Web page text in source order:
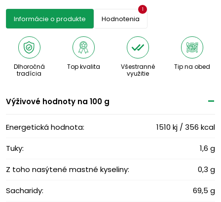
Informácie o produkte Hodnotenia
1
Dlhoročná
tradícia
Top kvalita
Všestranné
využitie
Tip na obed
Výživové ​​hodnoty na 100 g
Energetická hodnota: 1510 kj / 356 kcal
Tuky: 1,6 g
Z toho nasýtené mastné kyseliny: 0,3 g
Sacharidy: 69,5 g